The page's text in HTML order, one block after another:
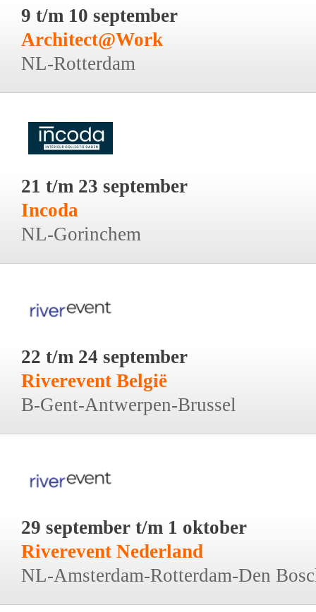
9 t/m 10 september
Architect@Work
NL-Rotterdam
21 t/m 23 september
Incoda
NL-Gorinchem
22 t/m 24 september
Riverevent België
B-Gent-Antwerpen-Brussel
29 september t/m 1 oktober
Riverevent Nederland
NL-Amsterdam-Rotterdam-Den